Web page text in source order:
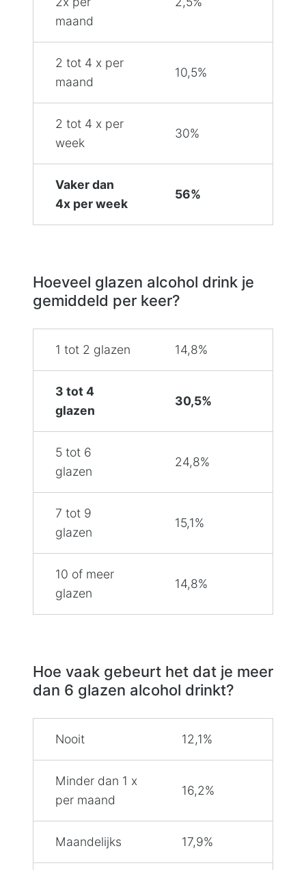
maand
2 tot 4 x per
maand
10,5%
2 tot 4 x per
week
30%
Vaker dan
4x per week
56%
Hoeveel glazen alcohol drink je
gemiddeld per keer?
1 tot 2 glazen 14,8%
3 tot 4
glazen
30,5%
5 tot 6
glazen
24,8%
7 tot 9
glazen
15,1%
10 of meer
glazen
14,8%
Hoe vaak gebeurt het dat je meer
dan 6 glazen alcohol drinkt?
Nooit 12,1%
Minder dan 1 x
per maand
16,2%
Maandelijks 17,9%